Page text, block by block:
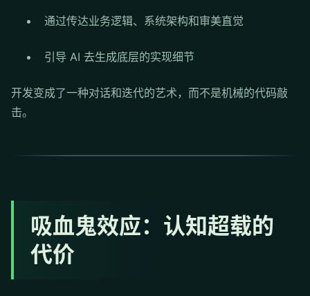
通过传达业务逻辑、系统架构和审美直觉
引导 AI 去生成底层的实现细节
开发变成了一种对话和迭代的艺术，而不是机械的代码敲
击。
吸血鬼效应：认知超载的
代价